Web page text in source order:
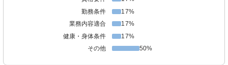
勤務条件
17%
業務内容適合
17%
健康・身体条件
17%
その他
50%